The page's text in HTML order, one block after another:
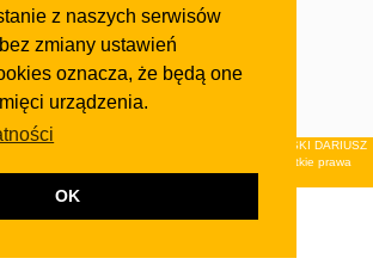
z naszych serwisów
zmiany ustawień
oznacza, że będą one
urządzenia.
OK
Skontaktuj się z nami
regulaminuiPolityki Prywatności.
Klauzula FB
z o.o. (dawniej: FIRMA NEON MAREK KLUCZEWSKI DARIUSZ
w Olkuszu, ul.Żuradzka 15, 32-300 Olkusz . Wszystkie prawa